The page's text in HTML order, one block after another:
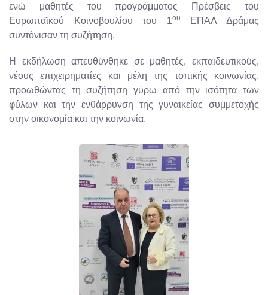
ενώ μαθητές του προγράμματος Πρέσβεις του
Ευρωπαϊκού Κοινοβουλίου του 1ου
ΕΠΑΛ Δράμας
συντόνισαν τη συζήτηση.
Η εκδήλωση απευθύνθηκε σε μαθητές, εκπαιδευτικούς,
νέους επιχειρηματίες και μέλη της τοπικής κοινωνίας,
προωθώντας τη συζήτηση γύρω από την ισότητα των
φύλων και την ενθάρρυνση της γυναικείας συμμετοχής
στην οικονομία και την κοινωνία.